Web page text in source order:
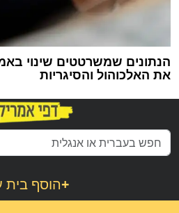
הנתונים שמשרטטים שינוי
את האלכוהול והסיגריות
הוסף בית+